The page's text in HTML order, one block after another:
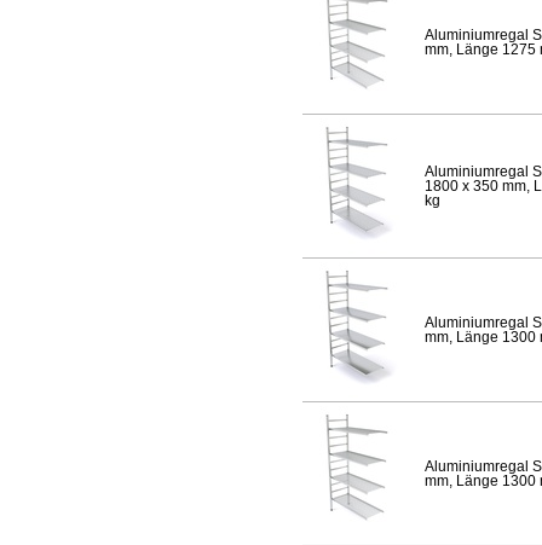
Aluminiumregal
mm, Länge 1275
Aluminiumregal
1800 x 350 mm,
kg
Aluminiumregal
mm, Länge 1300
Aluminiumregal
mm, Länge 1300